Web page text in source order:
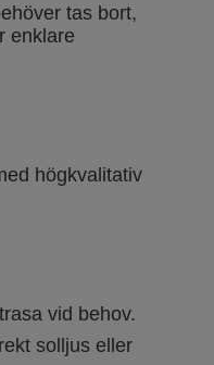
tas bort,
enklare
högkvalitativ
vid behov.
solljus eller